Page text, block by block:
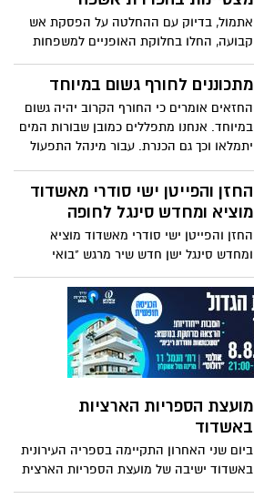
לחזק את ידי עם ישראל ולהזדהות עם הימים
הקשים שעוברים על תושבי המדינה
אתמול, בדיוק עם ההחלטה על הפסקת אש
קבועה, החלו בחלוקת האופניים למשפחות
שזכו בתחרות "משפחה מפרידה מצטיינת".
כמאה זוגות יחולקו במהלך הימים הקרובים.
מתקיים במהירות, ואנו שוב חוזרים לפעילות
נורמטיבית ולמיזמים העירוניים"
מתכוננים לחורף גשום במיוחד
החזאים אומרים כי החורף הקרוב יהיה גשום
במיוחד. אנחנו מתפללים כמובן שבורות המים
יתמלאו וכך גם הכנרת. עבור מינהל התפעול
רוטנברג "שמירה על השגרה בכל מזג אוויר"
איננה סיסמה אלא מציאות פרקטית. היום
החלו ההכנות לקראת חורף תשע"ה.
החזן והפייטן ישי סודרי מאשדוד
מוציא ומחדש סינגל לחופה
החזן והפייטן ישי סודרי מאשדוד מוציא
ומחדש סינגל ישן חדש שיר מרגש "בואי
בשלום" שיר לחופה את השיר הלחין המלחין
האגדי הטורקי "דדה אפנדים" מי שהביא את
השיר לקהילה החלבית בחתונות היה הרב
רפאל אלנדב זצ"ל שר אותו בחתונות בהגעתו
לקהילת "שערי ציון" בשנת 1959 החזנים
שהגיעו לשמש בקודש בבתי כנסיות בארה"ב
שרו את השיר החזן רבי יחיאל נהרי רבי ציון
יחזקאל רבי משה חבושה ורבי דוד שירו ועוד
לחן דדה פנדים ורבי רפאל אלנדב זצ"ל
עיבודים d.g.s אולפני דני סיוון יבנה.
מועצת הספריות הארציות
באשדוד
ביום שני האחרון התקיימה בספריה העירונית
באשדוד ישיבה של מועצת הספריות הארצית
כאות הוקרה על המשך פעילות הספרייה בימי